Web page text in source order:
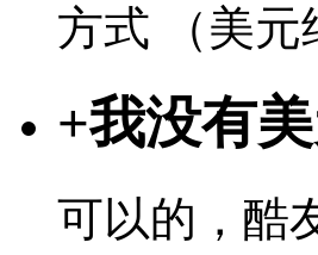
方式 （美
+我没有
可以的，酷